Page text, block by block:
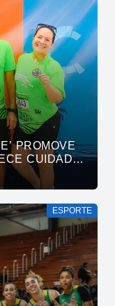
PROMOVE
CUIDADO
DA CORRIDA
ESPORTE